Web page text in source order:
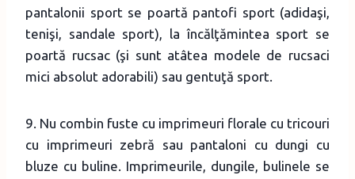
pantalonii sport se poartă pantofi sport (adidaşi,
tenişi, sandale sport), la încălţămintea sport se
poartă rucsac (şi sunt atâtea modele de rucsaci
mici absolut adorabili) sau gentuţă sport.
9. Nu combin fuste cu imprimeuri florale cu tricouri
cu imprimeuri zebră sau pantaloni cu dungi cu
bluze cu buline. Imprimeurile, dungile, bulinele se